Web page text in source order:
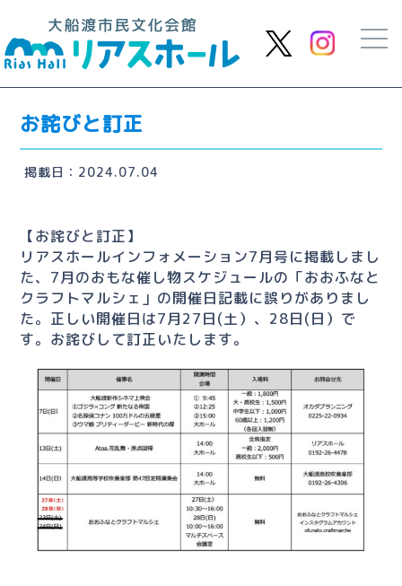
お詫びと訂正
掲載日：2024.07.04
【お詫びと訂正】
リアスホールインフォメーション7月号に掲載しまし
た、7月のおもな催し物スケジュールの「おおふなと
クラフトマルシェ」の開催日記載に誤りがありまし
た。正しい開催日は7月27日(土）、28日(日）で
す。お詫びして訂正いたします。